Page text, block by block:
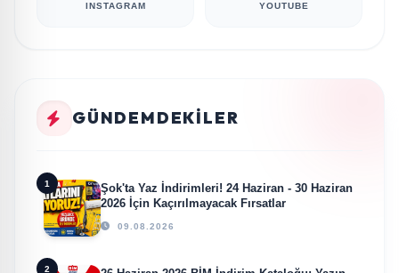
INSTAGRAM YOUTUBE
GÜNDEMDEKILER
1
Şok'ta Yaz İndirimleri! 24 Haziran - 30 Haziran
2026 İçin Kaçırılmayacak Fırsatlar
09.08.2026
2